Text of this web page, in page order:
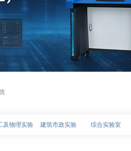
及物理实验 建筑市政实验 综合实验室